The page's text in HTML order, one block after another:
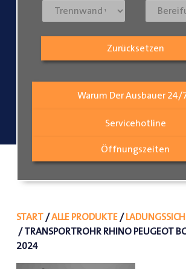
Warum Der Ausbauer 24/
Servicehotline
Öffnungszeiten
Zurücksetzen
START/ALLE PRODUKTE/
/ TRANSPORTROHR RHINO PEUGEOT
2024